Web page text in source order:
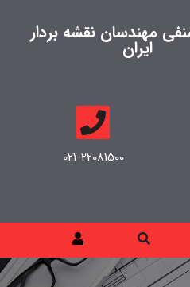
مهندسان نقشه بردار
ایران
021-22081500